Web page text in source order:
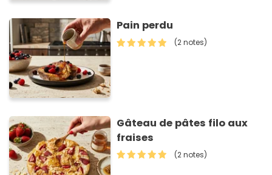
Pain perdu
(2 notes)
Gâteau de pâtes filo aux
fraises
(2 notes)